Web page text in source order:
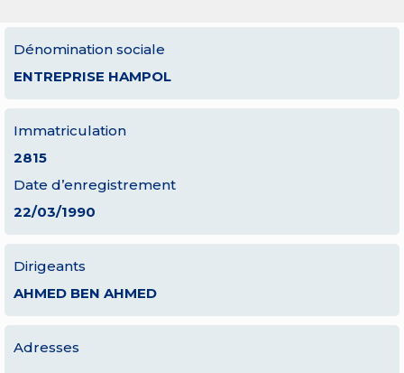
Dénomination sociale
ENTREPRISE HAMPOL
Immatriculation
2815
Date d’enregistrement
22/03/1990
Dirigeants
AHMED BEN AHMED
Adresses